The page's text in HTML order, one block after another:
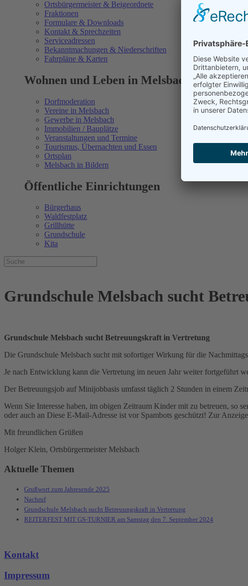
Ortsbürgermeister & Beigeordnete
Fraktionen
Formulare & Downloads
Kontakt & Sprechzeiten
Serviceadressen
Bekanntmachungen & Niederschriften
Fahrpläne & Karten
Wohnen und Leben in Melsbach
Dorfmoderation
Vereine in Melsbach
Gewerbe in Melsbach
Immobilien / Bauplätze
Veranstaltungen und Termine
Tourismus, Übernachten und Essen
Ortsplan
Melsbach in Bildern
Öffentliche Einrichtungen
Bürgerhaus
Waldfestplatz
Grillhütte
Grundschule
Kita
Grundschule Melsbach sucht
Grundschule Melsbach sucht Betreuungskraft in Vertretung
Die Grundschule Melsbach sucht mit sofortiger Wirkung für die
Je nach Entwicklung kann die Vertretung im neuen Jahr weiter fortgeführt
Der Betreuungsjob auf Minijobbasis umfasst täglich 2 Stunden in einem
Wenn Sie Interesse haben, im obigen Zeitraum Kinder mit zu betreuen, so
oder auch an Diese E-Mail-Adresse ist vor Spambots geschützt! Zur
Mit freundlichen Grüßen
Holger Klein, Ortsbürgermeister Melsbach
Aktuelle Themen
Grußwort zum Jahresende 2025
Nachruf
Grundschule Melsbach sucht Betreuungskraft in Vertretung
REITERFEST MIT GS-TURNIER am Samstag den 7. September 2024
Kontakt
Impressum